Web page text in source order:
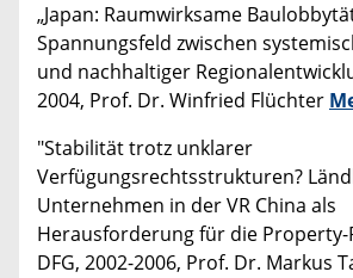
„Japan: Raumwirksame
Spannungsfeld zwischen
und nachhaltiger
2004, Prof. Dr. Winfried Flüchter
"Stabilität trotz unklarer
Verfügungsrechtsstrukturen?
Unternehmen in der VR China als
Herausforderung für die Property-
DFG, 2002-2006, Prof. Dr. Markus